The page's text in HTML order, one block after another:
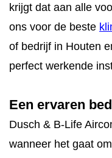
AFSPRAAK
krijgt dat aan alle
ons voor de beste
of bedrijf in Houten
perfect werkende
Een ervaren
Dusch & B-Life
wanneer het gaat